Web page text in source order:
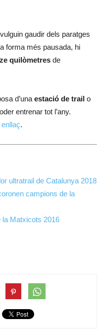
gaudir dels paratges
forma més pausada, hi
quilòmetres de
d’una estació de trail o
entrenar tot l’any.
.
ultratrail de Catalunya 2018
campions de la
la Matxicots 2016